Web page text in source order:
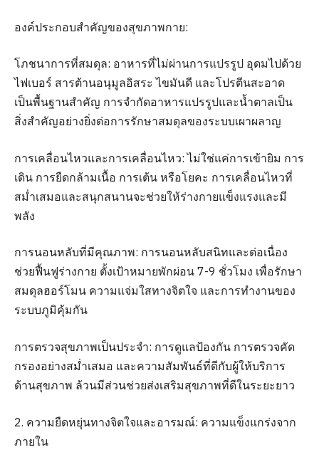
องค์ประกอบสำคัญของสุขภาพกาย:
โภชนาการที่สมดุล: อาหารที่ไม่ผ่านการแปรรูป อุดมไปด้วย
ไฟเบอร์ สารต้านอนุมูลอิสระ ไขมันดี และโปรตีนสะอาด
เป็นพื้นฐานสำคัญ การจำกัดอาหารแปรรูปและน้ำตาลเป็น
สิ่งสำคัญอย่างยิ่งต่อการรักษาสมดุลของระบบเผาผลาญ
การเคลื่อนไหวและการเคลื่อนไหว: ไม่ใช่แค่การเข้ายิม การ
เดิน การยืดกล้ามเนื้อ การเต้น หรือโยคะ การเคลื่อนไหวที่
สม่ำเสมอและสนุกสนานจะช่วยให้ร่างกายแข็งแรงและมี
พลัง
การนอนหลับที่มีคุณภาพ: การนอนหลับสนิทและต่อเนื่อง
ช่วยฟื้นฟูร่างกาย ตั้งเป้าหมายพักผ่อน 7-9 ชั่วโมง เพื่อรักษา
สมดุลฮอร์โมน ความแจ่มใสทางจิตใจ และการทำงานของ
ระบบภูมิคุ้มกัน
การตรวจสุขภาพเป็นประจำ: การดูแลป้องกัน การตรวจคัด
กรองอย่างสม่ำเสมอ และความสัมพันธ์ที่ดีกับผู้ให้บริการ
ด้านสุขภาพ ล้วนมีส่วนช่วยส่งเสริมสุขภาพที่ดีในระยะยาว
2. ความยืดหยุ่นทางจิตใจและอารมณ์: ความแข็งแกร่งจาก
ภายใน